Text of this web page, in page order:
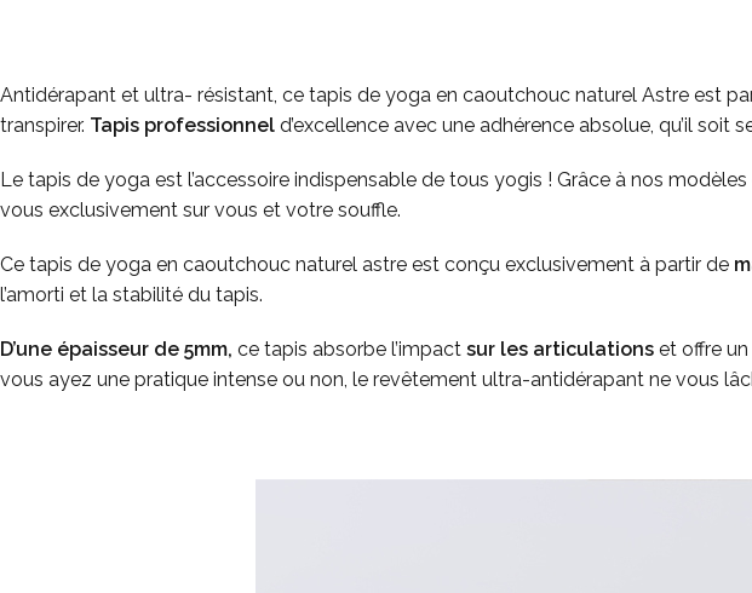
Antidérapant et ultra- résistant, ce tapis de yoga en caoutchouc naturel Astre est
transpirer. Tapis professionnel d’excellence avec une adhérence absolue, qu’il soit
Le tapis de yoga est l’accessoire indispensable de tous yogis ! Grâce à nos
vous exclusivement sur vous et votre souffle.
Ce tapis de yoga en caoutchouc naturel astre est conçu exclusivement à partir de
l’amorti et la stabilité du tapis.
D’une épaisseur de 5mm, ce tapis absorbe l’impact sur les articulations et offre un
vous ayez une pratique intense ou non, le revêtement ultra-antidérapant ne vous